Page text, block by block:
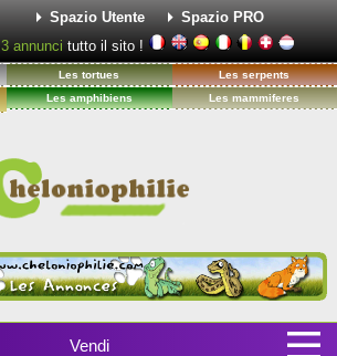
Spazio Utente
Spazio PRO
3 annunci tutto il sito !
Les tortues Les serpents
Les amphibiens Les mammiferes
Vendi